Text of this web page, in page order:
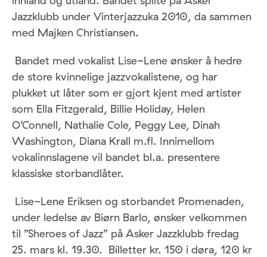
Jazzklubb under Vinterjazzuka 2010, da sammen
med Majken Christiansen.
Bandet med vokalist Lise-Lene ønsker å hedre
de store kvinnelige jazzvokalistene, og har
plukket ut låter som er gjort kjent med artister
som Ella Fitzgerald, Billie Holiday, Helen
O’Connell, Nathalie Cole, Peggy Lee, Dinah
Washington, Diana Krall m.fl. Innimellom
vokalinnslagene vil bandet bl.a. presentere
klassiske storbandlåter.
Lise-Lene Eriksen og storbandet Promenaden,
under ledelse av Biørn Barlo, ønsker velkommen
til ”Sheroes of Jazz” på Asker Jazzklubb fredag
25. mars kl. 19.30. Billetter kr. 150 i døra, 120 kr